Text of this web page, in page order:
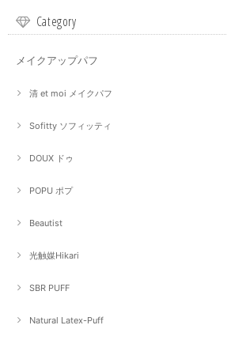
Category
メイクアップパフ
清 et moi メイクパフ
Sofitty ソフィッティ
DOUX ドゥ
POPU ポプ
Beautist
光触媒Hikari
SBR PUFF
Natural Latex-Puff